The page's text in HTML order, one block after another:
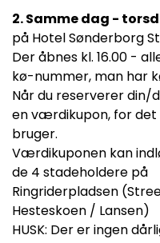
2. Samme dag -
på Hotel Sønderborg
Der åbnes kl. 16.00 -
kø-nummer, man har
Når du reserverer din/
en værdikupon, for
bruger.
Værdikuponen kan
de 4 stadeholdere på
Ringriderpladsen
Hesteskoen / Lansen)
HUSK: Der er ingen